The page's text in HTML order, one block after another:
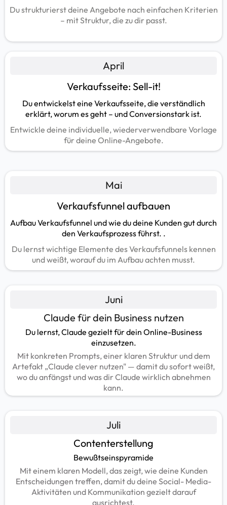
Du strukturierst deine Angebote nach einfachen Kriterien
– mit Struktur, die zu dir passt.
April
Verkaufsseite: Sell-it!
Du entwickelst eine Verkaufsseite, die verständlich
erklärt, worum es geht – und Conversionstark ist.
Entwickle deine individuelle, wiederverwendbare Vorlage
für deine Online-Angebote.
Mai
Verkaufsfunnel aufbauen
Aufbau Verkaufsfunnel und wie du deine Kunden gut durch
den Verkaufsprozess führst. .
Du lernst wichtige Elemente des Verkaufsfunnels kennen
und weißt, worauf du im Aufbau achten musst.
Juni
Claude für dein Business nutzen
Du lernst, Claude gezielt für dein Online-Business
einzusetzen.
Mit konkreten Prompts, einer klaren Struktur und dem
Artefakt „Claude clever nutzen" — damit du sofort weißt,
wo du anfängst und was dir Claude wirklich abnehmen
kann.
Juli
Contenterstellung
Bewußtseinspyramide
Mit einem klaren Modell, das zeigt, wie deine Kunden
Entscheidungen treffen, damit du deine Social- Media-
Aktivitäten und Kommunikation gezielt darauf
ausrichtest.